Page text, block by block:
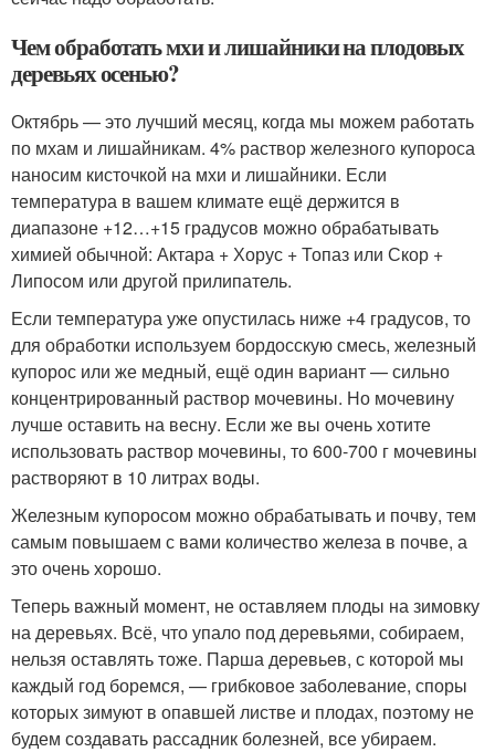
Чем обработать мхи и лишайники на плодовых
деревьях осенью?
Октябрь — это лучший месяц, когда мы можем работать
по мхам и лишайникам. 4% раствор железного купороса
наносим кисточкой на мхи и лишайники. Если
температура в вашем климате ещё держится в
диапазоне +12…+15 градусов можно обрабатывать
химией обычной: Актара + Хорус + Топаз или Скор +
Липосом или другой прилипатель.
Если температура уже опустилась ниже +4 градусов, то
для обработки используем бордосскую смесь, железный
купорос или же медный, ещё один вариант — сильно
концентрированный раствор мочевины. Но мочевину
лучше оставить на весну. Если же вы очень хотите
использовать раствор мочевины, то 600-700 г мочевины
растворяют в 10 литрах воды.
Железным купоросом можно обрабатывать и почву, тем
самым повышаем с вами количество железа в почве, а
это очень хорошо.
Теперь важный момент, не оставляем плоды на зимовку
на деревьях. Всё, что упало под деревьями, собираем,
нельзя оставлять тоже. Парша деревьев, с которой мы
каждый год боремся, — грибковое заболевание, споры
которых зимуют в опавшей листве и плодах, поэтому не
будем создавать рассадник болезней, все убираем.